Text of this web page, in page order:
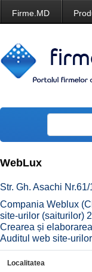
Firme.MD
WebLux
Str. Gh. Asachi
Compania Weblux
site-urilor (saiturilor)
Crearea și
Auditul web site-
Localitatea